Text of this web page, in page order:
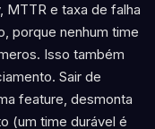
MTTR e taxa de falha
porque nenhum time
Isso também
Sair de
feature, desmonta
(um time durável é